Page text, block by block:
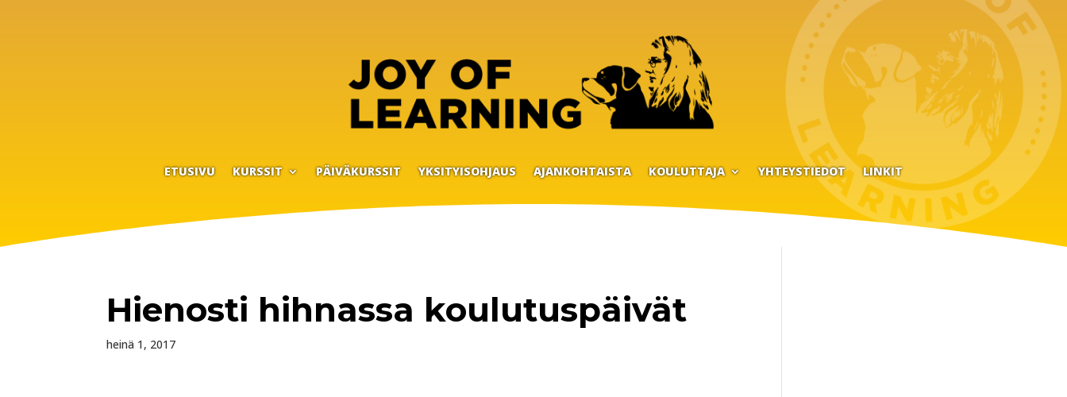
ETUSIVU KURSSIT PÄIVÄKURSSIT YKSITYISOHJAUS AJANKOHTAISTA KOULUTTAJA YHTEYSTIEDOT LINKIT
Hienosti hihnassa koulutuspäivät
heinä 1, 2017